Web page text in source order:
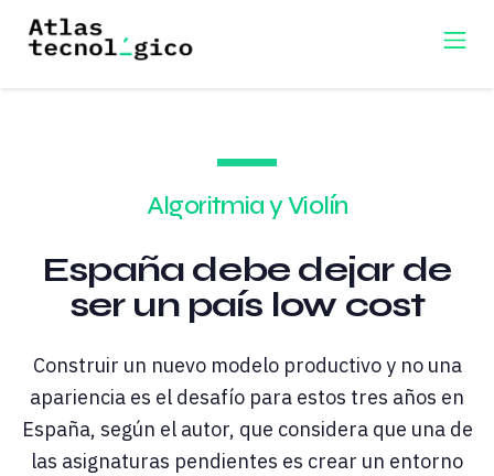
Algoritmia y Violín
España debe dejar de
ser un país low cost
Construir un nuevo modelo productivo y no una
apariencia es el desafío para estos tres años en
España, según el autor, que considera que una de
las asignaturas pendientes es crear un entorno